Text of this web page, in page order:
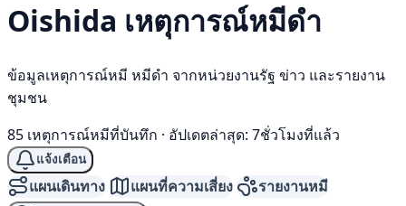
Oishida เหตุการณ์หมีดำ
ข้อมูลเหตุการณ์หมี หมีดำ จากหน่วยงานรัฐ ข่าว และรายงาน
ชุมชน
85 เหตุการณ์หมีที่บันทึก · อัปเดตล่าสุด: 7ชั่วโมงที่แล้ว
แจ้งเตือน
แผนเดินทาง แผนที่ความเสี่ยง รายงานหมี